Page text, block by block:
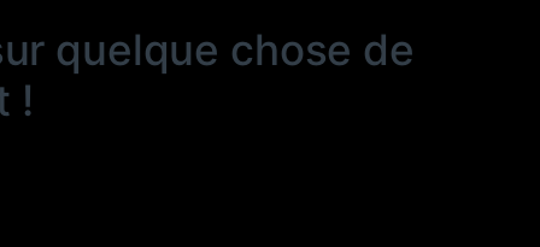
quelque chose de
!